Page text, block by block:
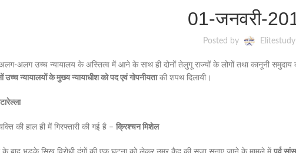
01-जनवरी-
Posted by Elitestudy
अलग उच्च न्यायालय के अस्तित्व में आने के साथ ही दोनों तेलुगू राज्यों के लोगों तथा कानूनी समुदाय की
न्यायालयों के मुख्य न्यायाधीश को पद एवं गोपनीयताकी शपथ दिलायी।
की हाल ही में गिरफ्तारी की गई है – क्रिश्चन मिशेल